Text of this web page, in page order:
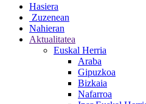
Hasiera
Zuzenean
Nahieran
Aktualitatea
Euskal Herria
Araba
Gipuzkoa
Bizkaia
Nafarroa